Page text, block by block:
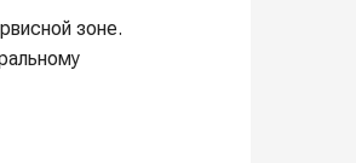
зоне.